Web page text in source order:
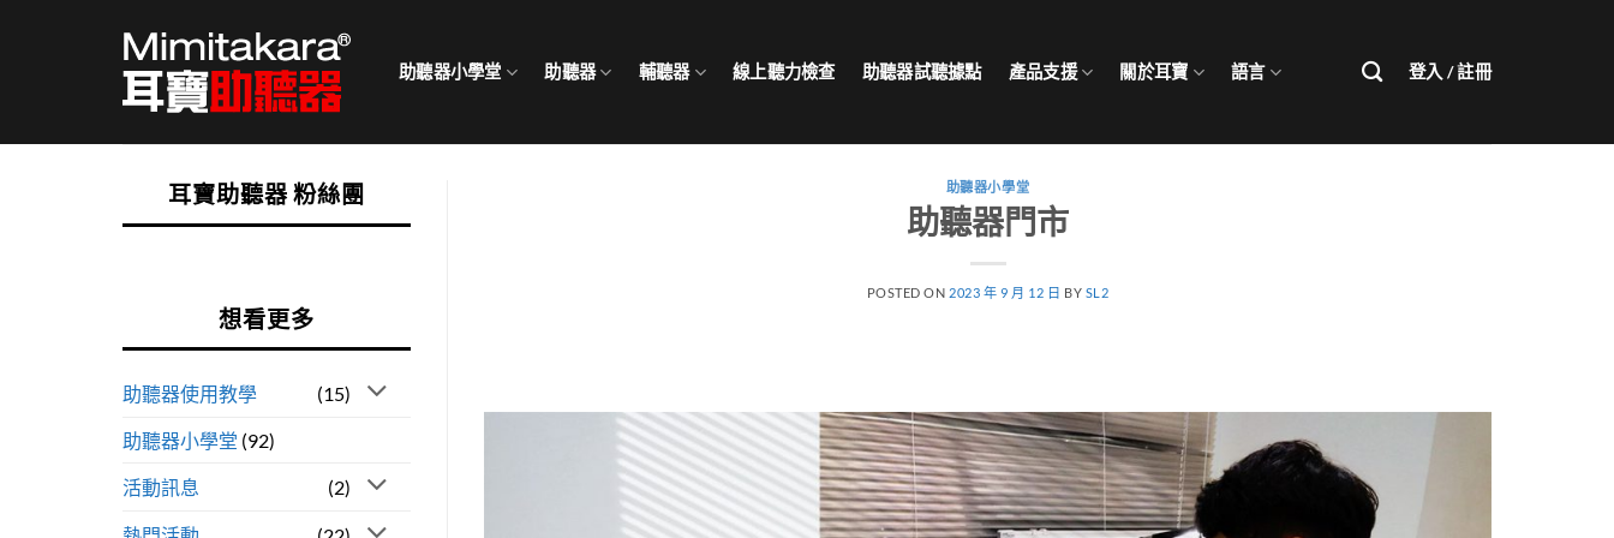
助聽器小學堂 助聽器 輔聽器 線上聽力檢查 助聽器試聽據點 產品支援 關於耳寶 語言 登入 / 註冊
耳寶助聽器 粉絲團
想看更多
助聽器使用教學 (15)
助聽器小學堂 (92)
活動訊息 (2)
助聽器小學堂
助聽器門市
POSTED ON 2023 年 9 月 12 日 BY SL2